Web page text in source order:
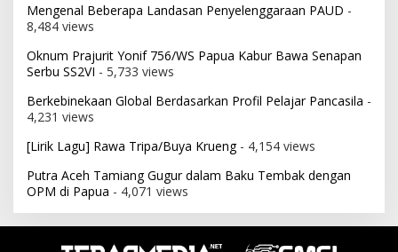
Mengenal Beberapa Landasan Penyelenggaraan PAUD -
8,484 views
Oknum Prajurit Yonif 756/WS Papua Kabur Bawa Senapan
Serbu SS2VI - 5,733 views
Berkebinekaan Global Berdasarkan Profil Pelajar Pancasila -
4,231 views
[Lirik Lagu] Rawa Tripa/Buya Krueng- 4,154 views
Putra Aceh Tamiang Gugur dalam Baku Tembak dengan
OPM di Papua - 4,071 views